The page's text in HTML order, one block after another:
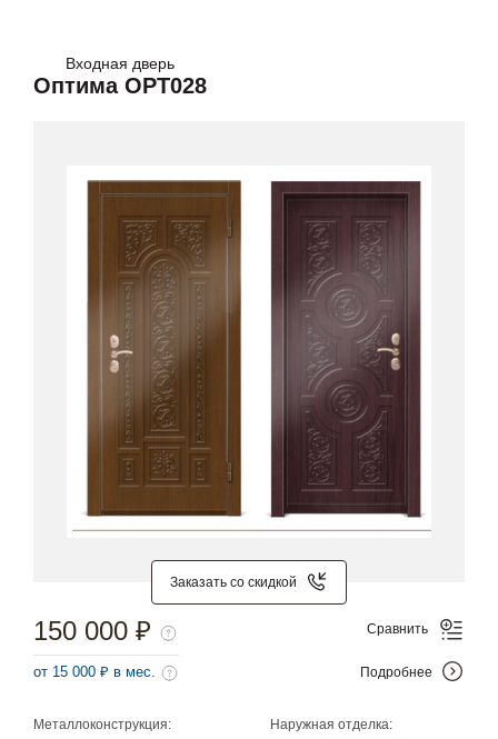
Входная дверь
Оптима OPT028
Заказать со скидкой
Металлоконструкция:
Наружная отделка:
150 000 ₽
от 15 000 ₽ в мес.
Сравнить
Подробнее